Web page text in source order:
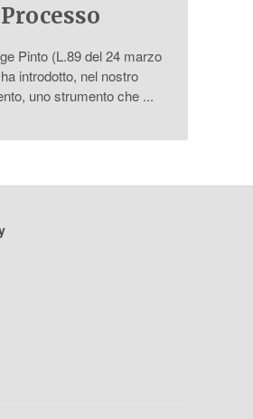
Processo
Pinto (L.89 del 24 marzo
introdotto, nel nostro
uno strumento che ...